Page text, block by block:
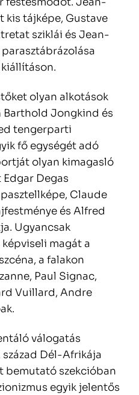
kis tájképe, Gustave
sziklái és Jean-
olyan alkotások
Barthold Jongkind és
tengerparti
fő egységét adó
olyan kimagasló
Degas
Claude
és Alfred
Ugyancsak
magát a
a falakon
Paul Signac,
Vuillard, Andre
válogatás
Dél-Afrikája
bemutató szekcióban
egyik jelentős